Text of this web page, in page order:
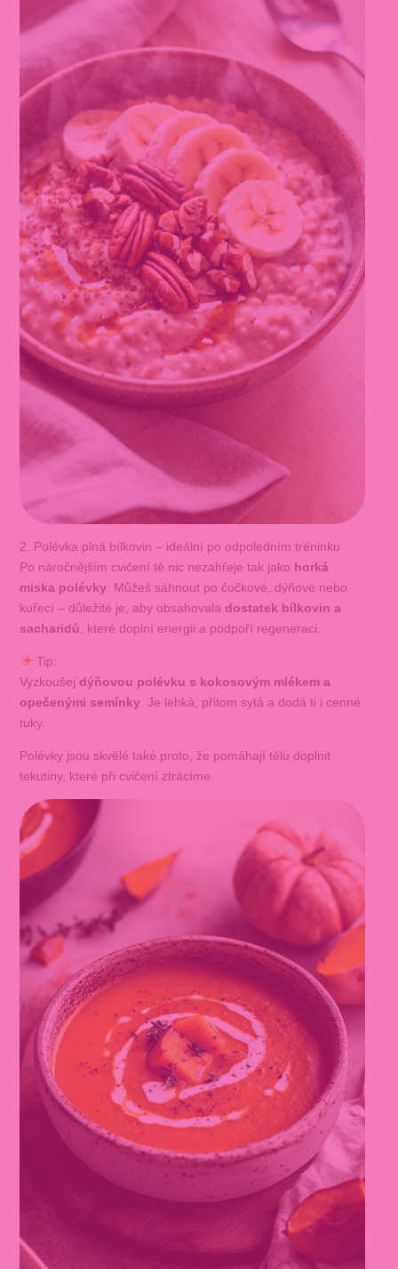
2. Polévka plná bílkovin – ideální po odpoledním tréninku
Po náročnějším cvičení tě nic nezahřeje tak jako horká
miska polévky. Můžeš sáhnout po čočkové, dýňové nebo
kuřecí – důležité je, aby obsahovala dostatek bílkovin a
sacharidů , které doplní energii a podpoří regeneraci.
Tip:
Vyzkoušej dýňovou polévku s kokosovým mlékem a
opečenými semínky. Je lehká, přitom sytá a dodá ti i cenné
tuky.
Polévky jsou skvělé také proto, že pomáhají tělu doplnit
tekutiny, které při cvičení ztrácíme.